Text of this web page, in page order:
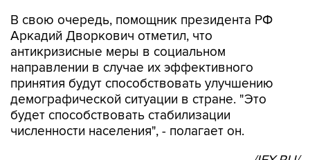
В свою очередь, помощник президента РФ
Аркадий Дворкович отметил, что
антикризисные меры в социальном
направлении в случае их эффективного
принятия будут способствовать улучшению
демографической ситуации в стране. "Это
будет способствовать стабилизации
численности населения", - полагает он.